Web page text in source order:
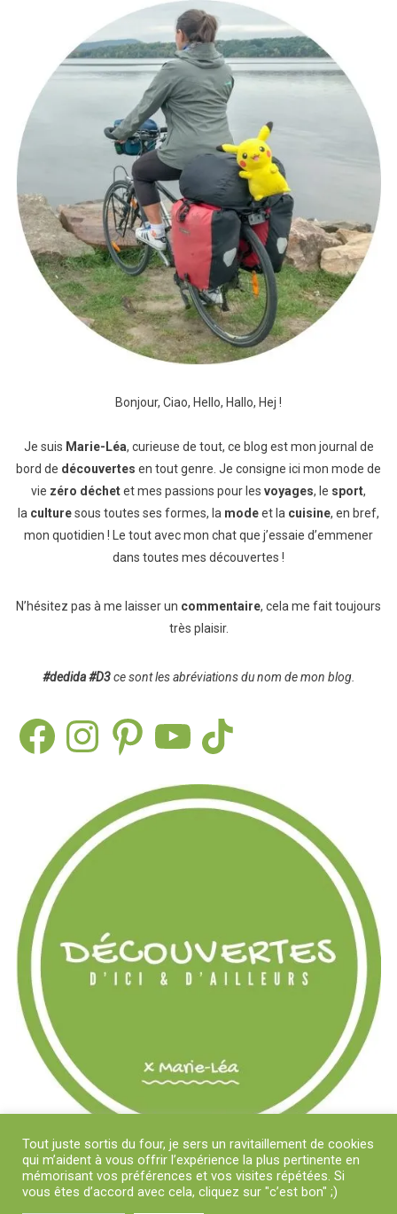
Bonjour, Ciao, Hello, Hallo, Hej !
Je suis Marie-Léa, curieuse de tout, ce blog est mon journal de
bord de découvertes en tout genre. Je consigne ici mon mode de
vie zéro déchetet mes passions pour les voyages, le sport,
la culturesous toutes ses formes, la modeet la cuisine, en bref,
mon quotidien ! Le tout avec mon chat que j’essaie d’emmener
dans toutes mes découvertes !
N’hésitez pas à me laisser un commentaire, cela me fait toujours
très plaisir.
#dedida #D3ce sont les abréviations du nom de mon blog.
FacebookInstagramPinterest TikTok
Tout juste sortis du four, je sers un ravitaillement de cookies
qui m’aident à vous offrir l’expérience la plus pertinente en
mémorisant vos préférences et vos visites répétées. Si
vous êtes d’accord avec cela, cliquez sur "c’est bon" ;)